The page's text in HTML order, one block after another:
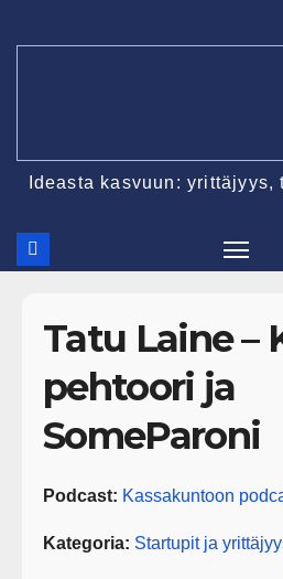
Ideasta kasvuun:
Tatu Laine –
pehtoori ja
SomeParoni
Podcast: Kassakuntoon
Kategoria: Startupit ja